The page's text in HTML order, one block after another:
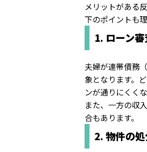
メリットがある
下のポイントも
1. ローン
夫婦が連帯債務
象となります。
ンが通りにくく
また、一方の収
合もあります。
2. 物件の